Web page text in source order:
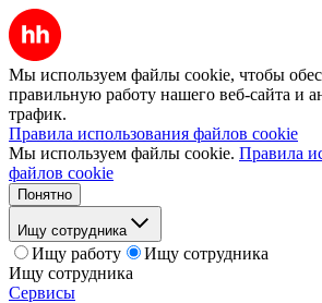
Мы используем файлы cookie, чтобы
правильную работу нашего веб-сайта и
трафик.
Правила использования файлов cookie
Мы используем файлы cookie. Правила
файлов cookie
Понятно
Ищу сотрудника
Ищу работу
Ищу сотрудника
Ищу сотрудника
Сервисы